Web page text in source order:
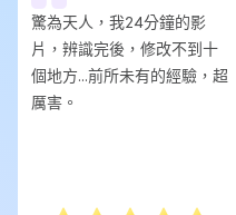
驚為天人，我24分鐘的影
片，辨識完後，修改不到十
個地方...前所未有的經驗，超
厲害。